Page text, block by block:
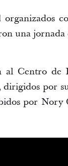
organizados
una
Centro de
por
por Nory